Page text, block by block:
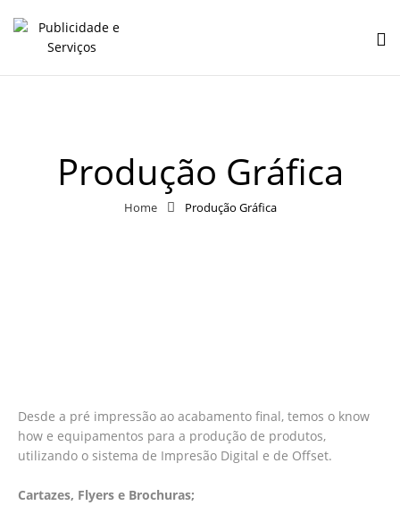
Produção Gráfica
Home Produção Gráfica
Desde a pré impressão ao acabamento final, temos o know
how e equipamentos para a produção de produtos,
utilizando o sistema de Impresão Digital e de Offset.
Cartazes, Flyers e Brochuras;